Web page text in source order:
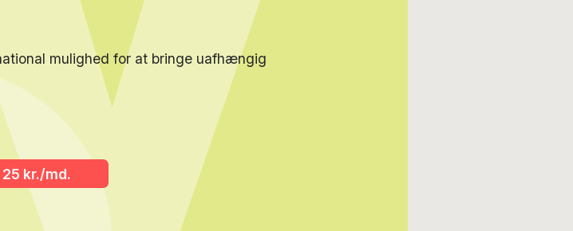
mulighed for at bringe uafhængig
25 kr./md.